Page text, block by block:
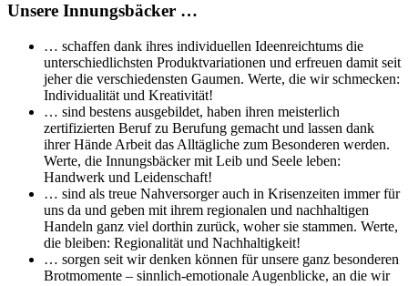
Unsere Innungsbäcker …
… schaffen dank ihres individuellen Ideenreichtums die
unterschiedlichsten Produktvariationen und erfreuen damit seit
jeher die verschiedensten Gaumen. Werte, die wir schmecken:
Individualität und Kreativität!
… sind bestens ausgebildet, haben ihren meisterlich
zertifizierten Beruf zu Berufung gemacht und lassen dank
ihrer Hände Arbeit das Alltägliche zum Besonderen werden.
Werte, die Innungsbäcker mit Leib und Seele leben:
Handwerk und Leidenschaft!
… sind als treue Nahversorger auch in Krisenzeiten immer für
uns da und geben mit ihrem regionalen und nachhaltigen
Handeln ganz viel dorthin zurück, woher sie stammen. Werte,
die bleiben: Regionalität und Nachhaltigkeit!
… sorgen seit wir denken können für unsere ganz besonderen
Brotmomente – sinnlich-emotionale Augenblicke, an die wir